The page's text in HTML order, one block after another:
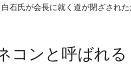
石氏が会長に就く道が閉ざされ
コンと呼ばれる